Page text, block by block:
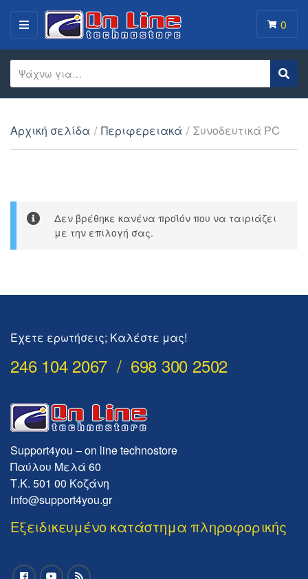
MENU
Category name
Search text
0
Αρχική σελίδα / Περιφερειακά / Συνοδευτικά PC
Δεν βρέθηκε κανένα προϊόν που να ταιριάζει
με την επιλογή σας.
Έχετε ερωτήσεις; Καλέστε μας!
246 104 2067 / 698 300 2502
Support4you – on line technostore
Παύλου Μελά 60
Τ.Κ. 501 00 Κοζάνη
info@support4you.gr
Εξειδικευμένο κατάστημα πληροφορικής